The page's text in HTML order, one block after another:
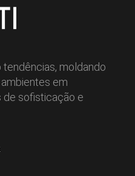
moldando
em
sofisticação e